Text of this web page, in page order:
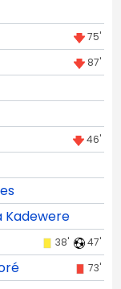
75'
87'
46'
Kadewere
38' 47'
73'